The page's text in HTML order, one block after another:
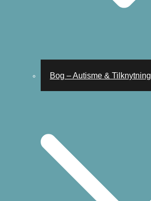
Bog – Autisme & Tilknytning